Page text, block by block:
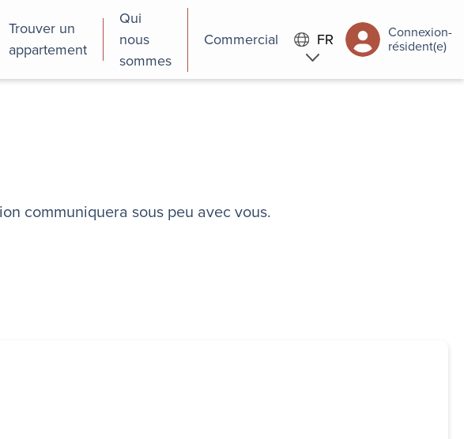
Trouver un
appartement
Qui
nous
sommes
Commercial FR Connexion-
résident(e)
communiquera sous peu avec vous.